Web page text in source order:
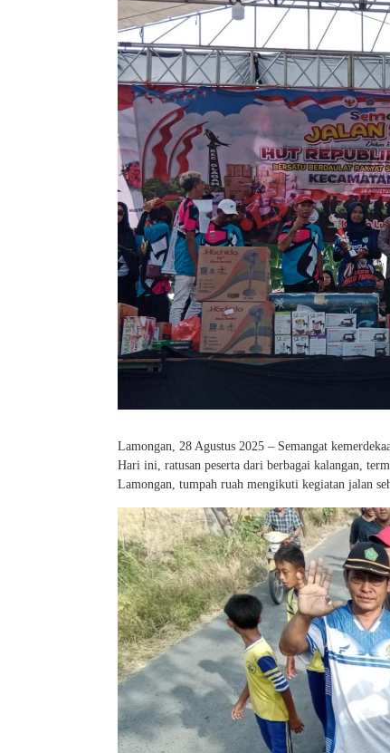
Lamongan, 28 Agustus 2025 – Semangat
Hari ini, ratusan peserta dari berbagai kalangan,
Lamongan, tumpah ruah mengikuti kegiatan jalan